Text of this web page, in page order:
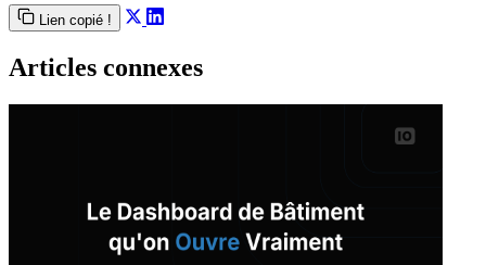
Lien copié !
Articles connexes